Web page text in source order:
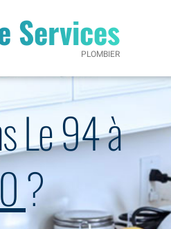
Services
PLOMBIER
Le 94 à
?